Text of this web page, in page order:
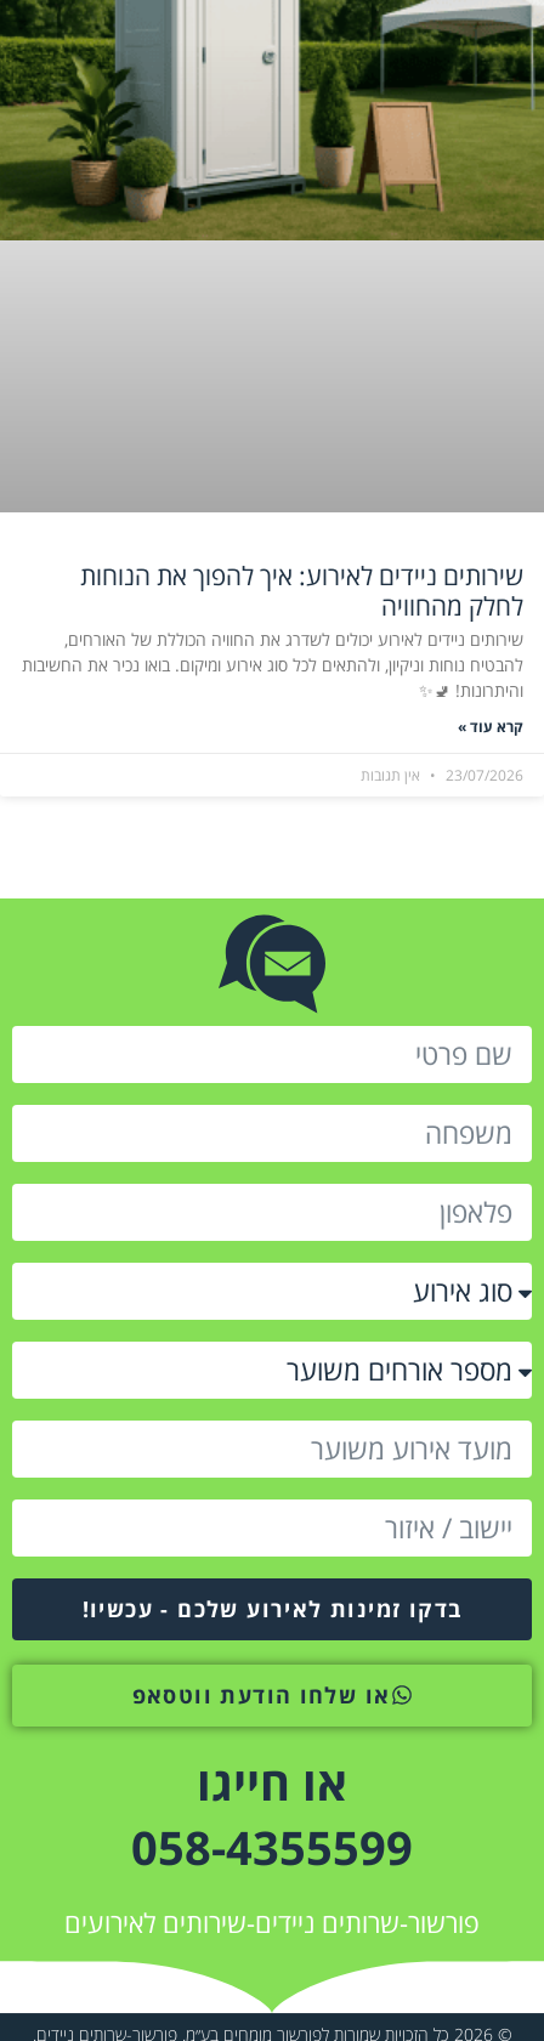
שירותים ניידים לאירוע: איך להפוך את הנוחות
לחלק מהחוויה
שירותים ניידים לאירוע יכולים לשדרג את החוויה הכוללת של האורחים,
להבטיח נוחות וניקיון, ולהתאים לכל סוג אירוע ומיקום. בואו נכיר את החשיבות
והיתרונות! 🚽✨
קרא עוד »
23/07/2026 אין תגובות
בדקו זמינות לאירוע שלכם - עכשיו!
או שלחו הודעת ווטסאפ
או חייגו
058-4355599
פורשור-שרותים ניידים-שירותים לאירועים
© 2026 כל הזכויות שמורות לפורשור מומחים בע״מ. פורשור-שרותים ניידים.